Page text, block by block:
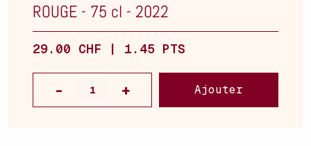
ROUGE - 75 cl - 2022
29.00 CHF | 1.45 PTS
Ajouter